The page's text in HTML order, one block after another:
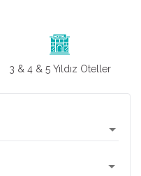
3 & 4 & 5 Yıldız Oteller